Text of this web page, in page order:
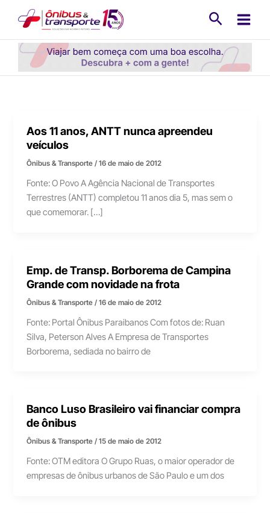
conteúdo
Aos 11 anos, ANTT nunca apreendeu
veículos
Ônibus & Transporte/16 de maio de 2012
Fonte: O Povo A Agência Nacional de Transportes
Terrestres (ANTT) completou 11 anos dia 5, mas sem o
que comemorar. […]
Emp. de Transp. Borborema de Campina
Grande com novidade na frota
Ônibus & Transporte/16 de maio de 2012
Fonte: Portal Ônibus Paraibanos Com fotos de: Ruan
Silva, Peterson Alves A Empresa de Transportes
Borborema, sediada no bairro de
Banco Luso Brasileiro vai financiar compra
de ônibus
Ônibus & Transporte/15 de maio de 2012
Fonte: OTM editora O Grupo Ruas, o maior operador de
empresas de ônibus urbanos de São Paulo e um dos